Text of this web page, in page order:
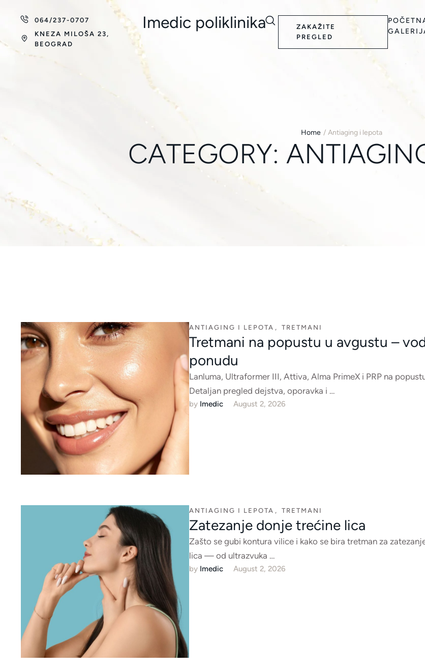
064/237-0707
KNEZA MILOŠA 23,
BEOGRAD
Imedic poliklinika
ZAKAŽITE
PREGLED
Home / Antiaging i lepota
CATEGORY:
ANTIAGING I LEPOTA , TRETMANI
Tretmani na popustu u avgustu –
ponudu
Lanluma, Ultraformer III, Attiva, Alma PrimeX i PRP na
Detaljan pregled dejstva, oporavka i …
by Imedic August 2, 2026
ANTIAGING I LEPOTA , TRETMANI
Zatezanje donje trećine lica
Zašto se gubi kontura vilice i kako se bira tretman za
lica — od ultrazvuka …
by Imedic August 2, 2026